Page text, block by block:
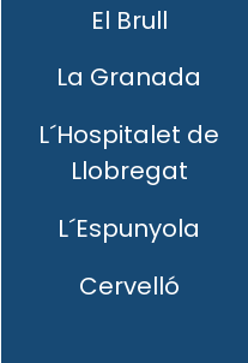
El Brull
La Granada
L´Hospitalet de
Llobregat
L´Espunyola
Cervelló